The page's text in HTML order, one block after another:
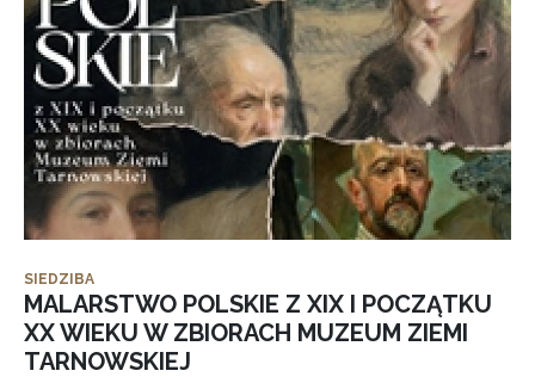
SIEDZIBA
MALARSTWO POLSKIE Z XIX I POCZĄTKU
XX WIEKU W ZBIORACH MUZEUM ZIEMI
TARNOWSKIEJ